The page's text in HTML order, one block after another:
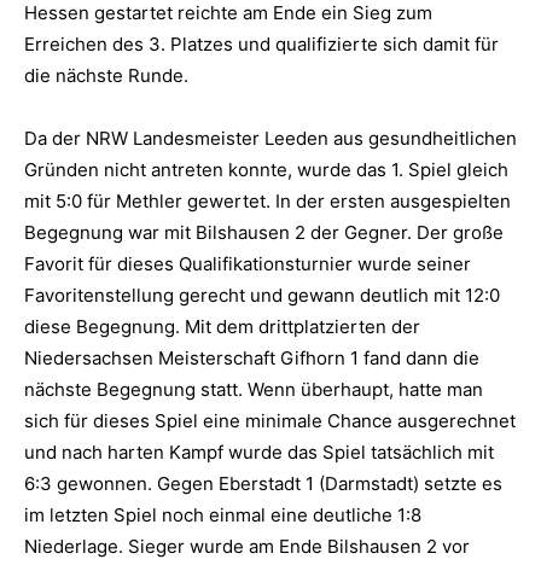
Hessen gestartet reichte am Ende ein Sieg zum
Erreichen des 3. Platzes und qualifizierte sich damit für
die nächste Runde.
Da der NRW Landesmeister Leeden aus gesundheitlichen
Gründen nicht antreten konnte, wurde das 1. Spiel gleich
mit 5:0 für Methler gewertet. In der ersten ausgespielten
Begegnung war mit Bilshausen 2 der Gegner. Der große
Favorit für dieses Qualifikationsturnier wurde seiner
Favoritenstellung gerecht und gewann deutlich mit 12:0
diese Begegnung. Mit dem drittplatzierten der
Niedersachsen Meisterschaft Gifhorn 1 fand dann die
nächste Begegnung statt. Wenn überhaupt, hatte man
sich für dieses Spiel eine minimale Chance ausgerechnet
und nach harten Kampf wurde das Spiel tatsächlich mit
6:3 gewonnen. Gegen Eberstadt 1 (Darmstadt) setzte es
im letzten Spiel noch einmal eine deutliche 1:8
Niederlage. Sieger wurde am Ende Bilshausen 2 vor